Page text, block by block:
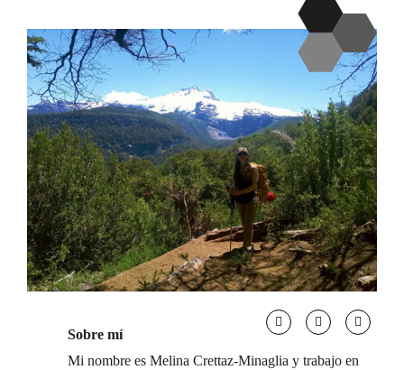
Sobre mí
Mi nombre es Melina Crettaz-Minaglia y trabajo en